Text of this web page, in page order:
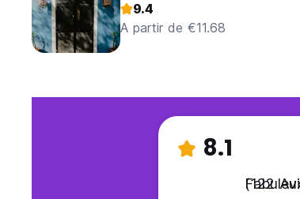
9.4
A partir de €11.68
8.1
(122